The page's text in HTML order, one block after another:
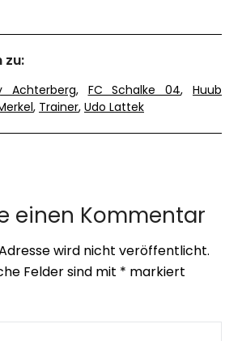
zu:
Achterberg, FC Schalke 04,Huub
, Trainer, Udo Lattek
einen Kommentar
wird nicht veröffentlicht.
Felder sind mit * markiert